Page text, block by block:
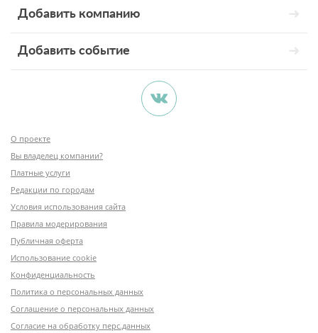
Добавить компанию
Добавить событие
О проекте
Вы владелец компании?
Платные услуги
Редакции по городам
Условия использования сайта
Правила модерирования
Публичная оферта
Использование cookie
Конфиденциальность
Политика о персональных данных
Соглашение о персональных данных
Согласие на обработку перс.данных